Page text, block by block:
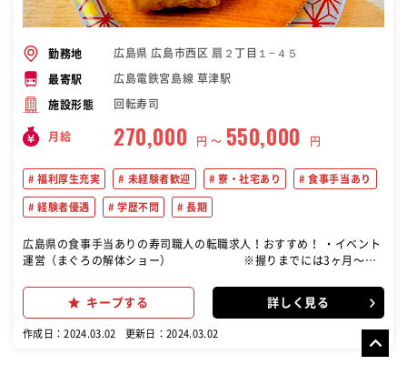
勤務地 広島県 広島市西区 扇２丁目１−４５
最寄駅 広島電鉄宮島線 草津駅
施設形態 回転寿司
月給 270,000 円 〜 550,000 円
福利厚生充実 未経験者歓迎 寮・社宅あり 食事手当あり
経験者優遇 学歴不問 長期
広島県の食事手当ありの寿司職人の転職求人！おすすめ！ ・イベント
運営（まぐろの解体ショー） ※握りまでには3ヶ月〜半
き）、みそ汁などの調理、寿司を握る ・接客…お客様のご対応や商品
の提供、テーブルの後片付け、お会計など ・開店、閉店準備…片付
け、清掃、発注
キープする 詳しく見る
作成日：2024.03.02 更新日：2024.03.02